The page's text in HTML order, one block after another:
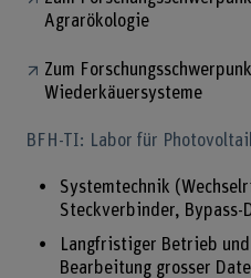
Agrarökologie
Zum
Wiederkäuersysteme
BFH-TI: Labor für
Systemtechnik
Steckverbinder, Bypass-
Langfristiger Betrieb und
Bearbeitung grosser